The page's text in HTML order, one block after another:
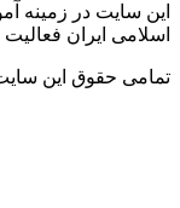
این سایت در زمینه
اسلامی ایران
تمامی حقوق این